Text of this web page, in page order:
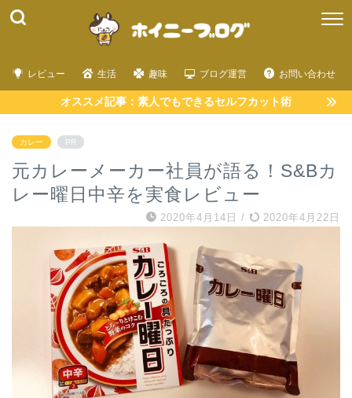
レビュー 生活 趣味 ブログ運営 お問い合わせ
オススメ記事：素人でもできるセルフカット術
カレー PR
元カレーメーカー社員が語る！S&Bカ
レー曜日中辛を実食レビュー
2020年4月14日 / 2020年4月22日